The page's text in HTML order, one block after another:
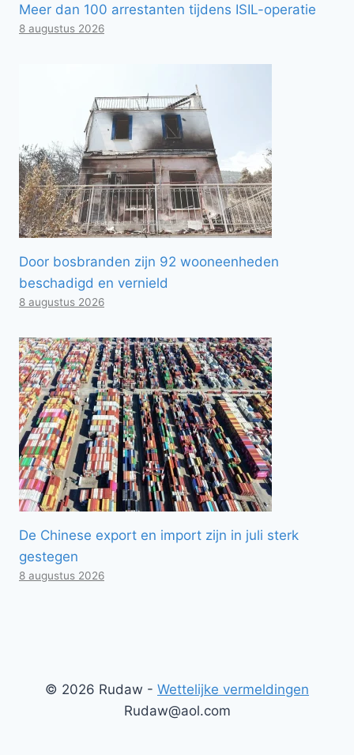
Meer dan 100 arrestanten tijdens ISIL-operatie
8 augustus 2026
Door bosbranden zijn 92 wooneenheden
beschadigd en vernield
8 augustus 2026
De Chinese export en import zijn in juli sterk
gestegen
8 augustus 2026
© 2026 Rudaw - Wettelijke vermeldingen
Rudaw@aol.com